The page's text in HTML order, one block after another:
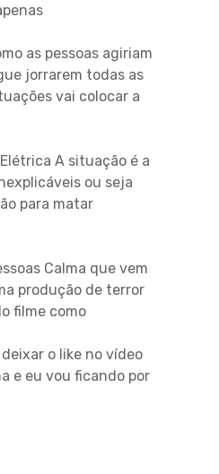
as pessoas agiriam
jorrarem todas as
vai colocar a
A situação é a
ou seja
para matar
Calma que vem
produção de terror
filme como
o like no vídeo
e eu vou ficando por